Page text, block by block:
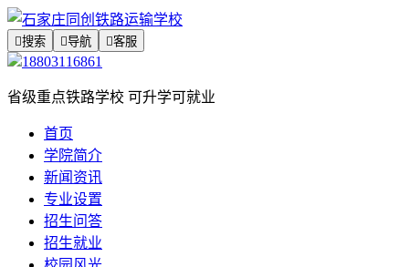
搜索 导航 客服
18803116861
省级重点铁路学校 可升学可就业
首页
学院简介
新闻资讯
专业设置
招生问答
招生就业